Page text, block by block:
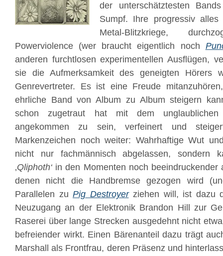
der unterschätztesten
Sumpf. Ihre progressiv alles
Metal-Blitzkriege,
Powerviolence (wer braucht eigentlich noch
anderen furchtlosen experimentellen Ausflügen,
sie die Aufmerksamkeit des geneigten Hörers
Genrevertreter. Es ist eine Freude
ehrliche Band von Album zu Album steigern
schon zugetraut hat mit dem unglaublichen
angekommen zu sein, verfeinert und
Markenzeichen noch weiter: Wahrhaftige Wut
nicht nur fachmännisch abgelassen, sondern
‚Qliphoth‘ in den Momenten noch beeindruckender
denen nicht die Handbremse gezogen wird
Parallelen zu Pig Destroyerziehen will, ist dazu
Neuzugang an der Elektronik Brandon Hill zur
Raserei über lange Strecken ausgedehnt nicht
befreiender wirkt. Einen Bärenanteil dazu trägt
Marshall als Frontfrau, deren Präsenz und